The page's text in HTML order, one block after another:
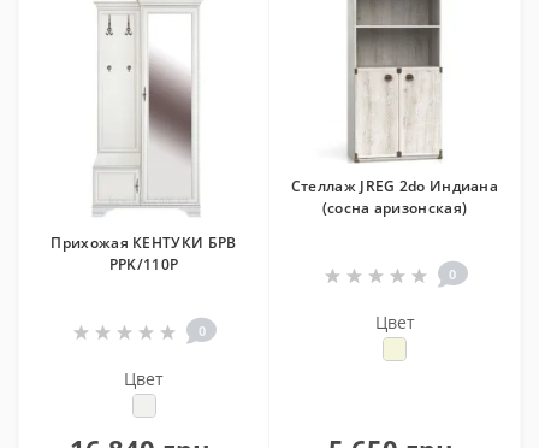
Прихожая КЕНТУКИ БРВ
PPK/110P
0
Цвет
Стеллаж JREG 2do Индиана
(сосна аризонская)
0
Цвет